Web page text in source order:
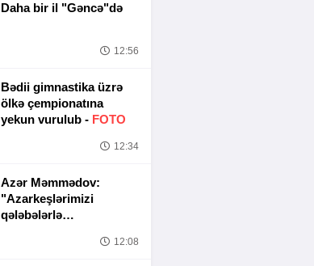
Daha bir il "Gəncə"də
12:56
Bədii gimnastika üzrə
ölkə çempionatına
yekun vurulub - FOTO
12:34
Azər Məmmədov:
"Azarkeşlərimizi
qələbələrlə
12:08